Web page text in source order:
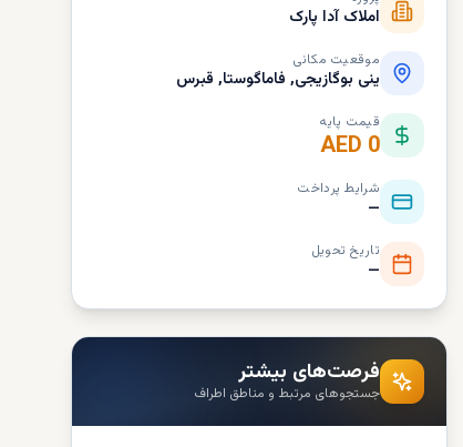
املاک آدا پارک
موقعیت مکانی
ینی بوگازیجی, فاماگوستا, قبرس
قیمت پایه
AED 0
شرایط پرداخت
—
تاریخ تحویل
—
فرصت‌های بیشتر
جستجوهای مرتبط و مناطق اطراف